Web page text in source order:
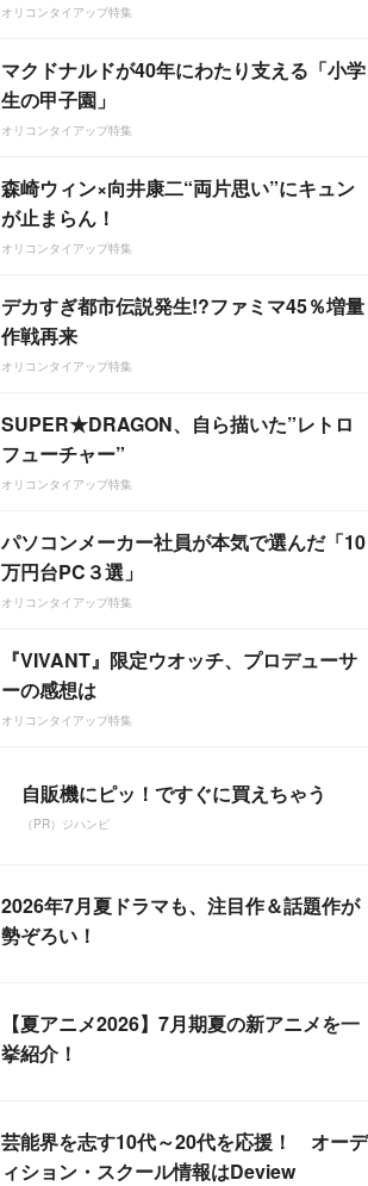
オリコンタイアップ特集
マクドナルドが40年にわたり支える「小学
生の甲子園」
オリコンタイアップ特集
森崎ウィン×向井康二“両片思い”にキュン
が止まらん！
オリコンタイアップ特集
デカすぎ都市伝説発生!?ファミマ45％増量
作戦再来
オリコンタイアップ特集
SUPER★DRAGON、自ら描いた”レトロ
フューチャー”
オリコンタイアップ特集
パソコンメーカー社員が本気で選んだ「10
万円台PC３選」
オリコンタイアップ特集
『VIVANT』限定ウオッチ、プロデューサ
ーの感想は
オリコンタイアップ特集
自販機にピッ！ですぐに買えちゃう
（PR）ジハンピ
2026年7月夏ドラマも、注目作＆話題作が
勢ぞろい！
【夏アニメ2026】7月期夏の新アニメを一
挙紹介！
芸能界を志す10代～20代を応援！ オーデ
ィション・スクール情報はDeview